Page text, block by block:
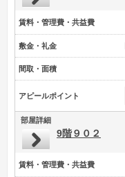
賃料・管理費・共益費
敷金・礼金
間取・面積
アピールポイント
部屋詳細
9階９０２
賃料・管理費・共益費